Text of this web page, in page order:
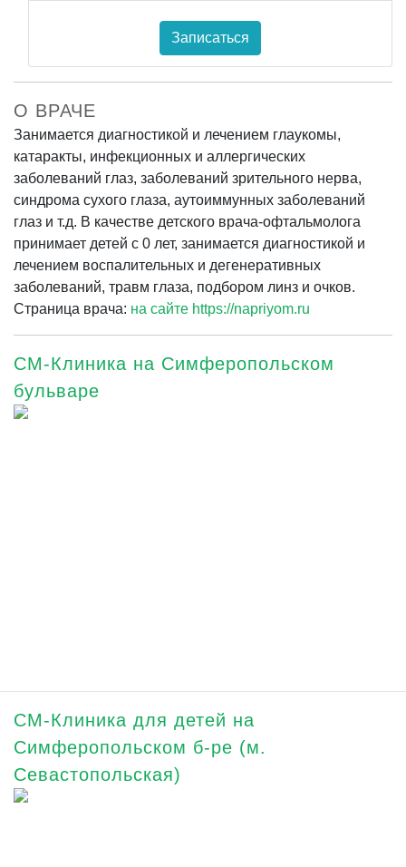
Записаться
О ВРАЧЕ
Занимается диагностикой и лечением глаукомы,
катаракты, инфекционных и аллергических
заболеваний глаз, заболеваний зрительного нерва,
синдрома сухого глаза, аутоиммунных заболеваний
глаз и т.д. В качестве детского врача-офтальмолога
принимает детей с 0 лет, занимается диагностикой и
лечением воспалительных и дегенеративных
заболеваний, травм глаза, подбором линз и очков.
Страница врача: на сайте https://napriyom.ru
СМ-Клиника на Симферопольском
бульваре
СМ-Клиника для детей на
Симферопольском б-ре (м.
Севастопольская)